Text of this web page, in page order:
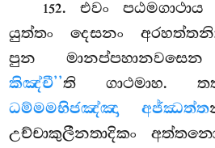
152. එවං
යුත්තං දෙසනං
පුන
කිඤ්චී’’ති ගාථමාහ.
ධම්මමභිජඤ්ඤා අජ්ඣත්ත
උච්චාකුලීනතාදිකං